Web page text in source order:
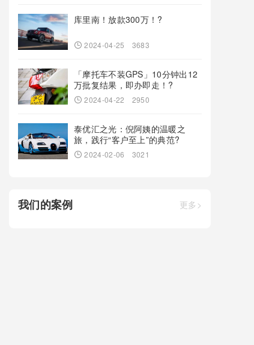
库里南！放款300万！?
2024-04-25 3683
「摩托车不装GPS」10分钟出12
万批复结果，即办即走！?
2024-04-22 2950
泰优汇之光：倪阿姨的温暖之
旅，践行“客户至上”的典范?
2024-02-06 3021
我们的案例 更多>